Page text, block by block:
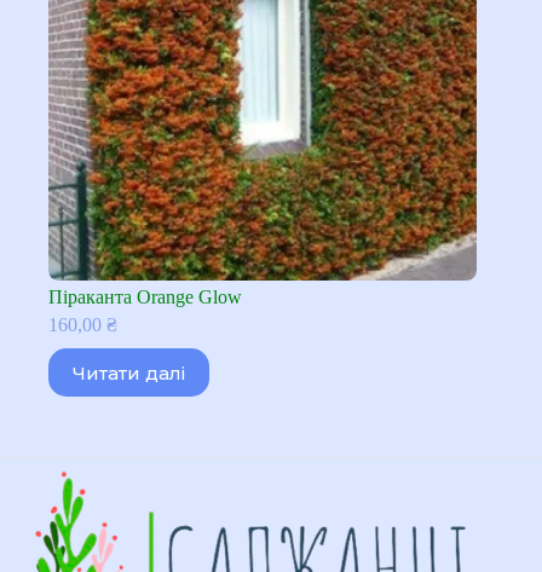
Піраканта Orange Glow
160,00 ₴
Читати далі